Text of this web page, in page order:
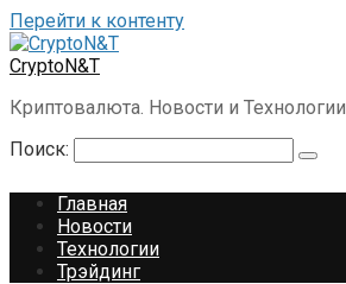
Перейти к контенту
CryptoN&T
Криптовалюта. Новости и Технологии
Поиск:
Главная
Новости
Технологии
Трэйдинг